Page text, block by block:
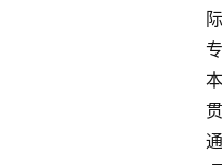
际
专
本
贯
通